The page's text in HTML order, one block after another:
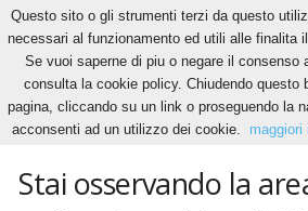
Home Tags Mondiali Brasile 2014
Mondiali Brasile 2014
Stai osservando la
Questo sito o gli strumenti terzi da questo
necessari al funzionamento ed utili alle finalita
Se vuoi saperne di piu o negare il consenso
consulta la cookie policy. Chiudendo questo
pagina, cliccando su un link o proseguendo la
acconsenti ad un utilizzo dei cookie.
maggiori